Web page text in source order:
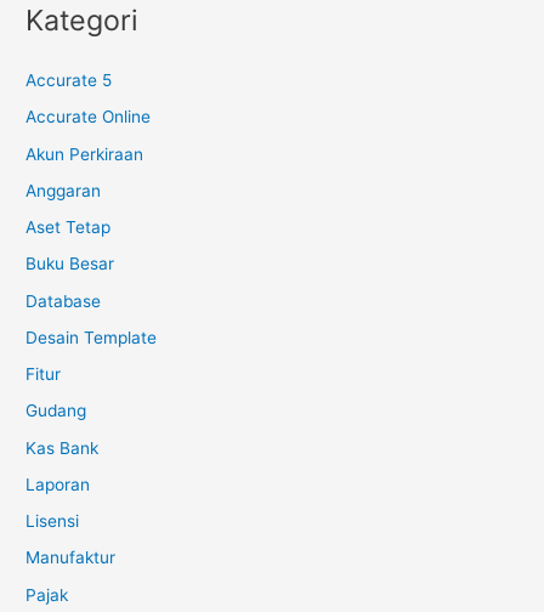
Kategori
Accurate 5
Accurate Online
Akun Perkiraan
Anggaran
Aset Tetap
Buku Besar
Database
Desain Template
Fitur
Gudang
Kas Bank
Laporan
Lisensi
Manufaktur
Pajak